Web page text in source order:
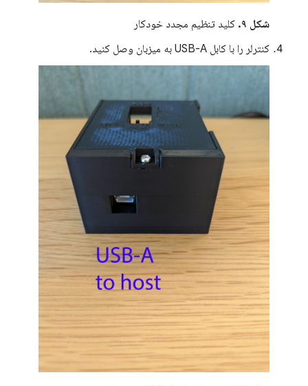
شکل ۹.
کلید تنظیم مجدد خودکار
کنترلر را با کابل USB-A به میزبان وصل کنید.